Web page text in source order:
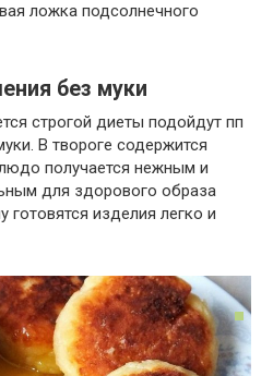
ложка подсолнечного
без муки
строгой диеты подойдут пп
В твороге содержится
получается нежным и
для здорового образа
изделия легко и